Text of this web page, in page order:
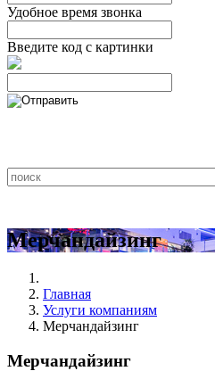
Удобное время звонка
Введите код с картинки
Мерчандайзинг
Главная
Услуги компаниям
Мерчандайзинг
Мерчандайзинг